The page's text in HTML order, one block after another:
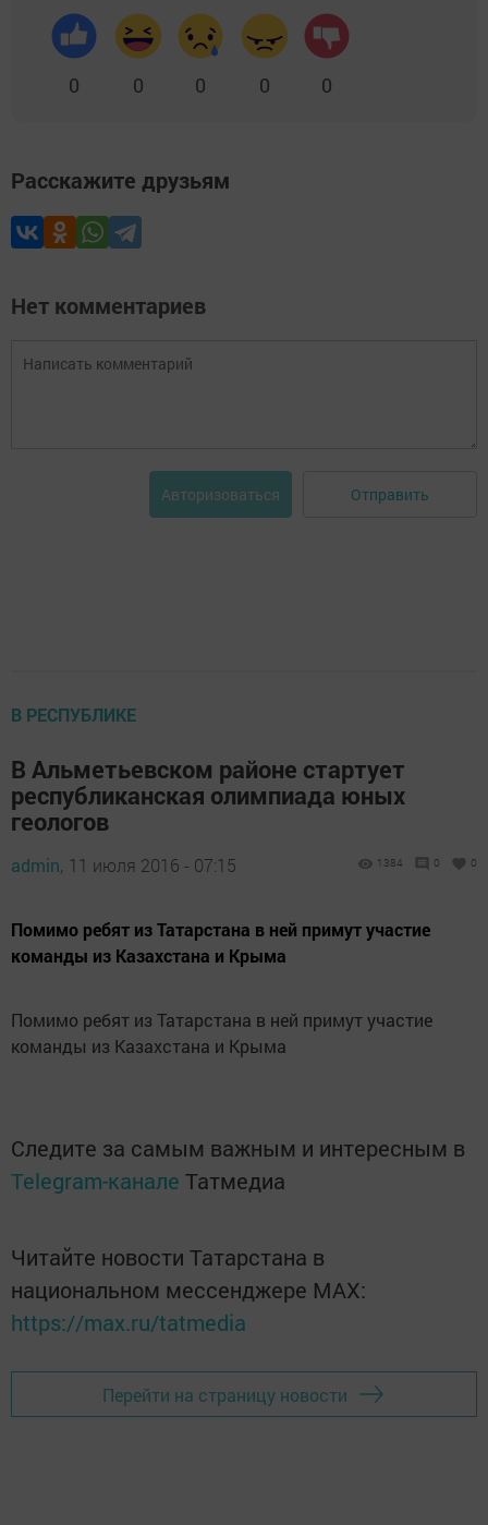
0 0 0 0 0
Расскажите друзьям
Нет комментариев
Авторизоваться Отправить
В РЕСПУБЛИКЕ
В Альметьевском районе стартует
республиканская олимпиада юных
геологов
admin, 11 июля 2016 - 07:15 1384 0 0
Помимо ребят из Татарстана в ней примут участие
команды из Казахстана и Крыма
Помимо ребят из Татарстана в ней примут участие
команды из Казахстана и Крыма
Следите за самым важным и интересным в
Telegram-канале Татмедиа
Читайте новости Татарстана в
национальном мессенджере MАХ:
https://max.ru/tatmedia
Перейти на страницу новости